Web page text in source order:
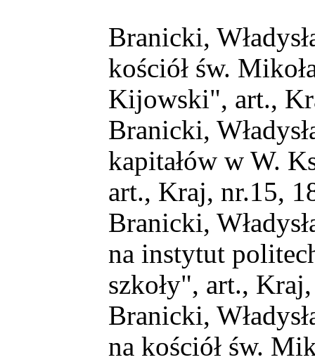
Branicki,
kościół św.
Kijowski", art.,
Branicki,
kapitałów w W.
art., Kraj, nr.15,
Branicki,
na instytut
szkoły", art.,
Branicki,
na kościół św.